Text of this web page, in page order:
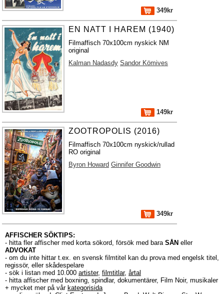
349kr
EN NATT I HAREM (1940)
Filmaffisch 70x100cm nyskick NM
original
Kalman Nadasdy Sandor Kömives
149kr
ZOOTROPOLIS (2016)
Filmaffisch 70x100cm nyskick/rullad
RO original
Byron Howard Ginnifer Goodwin
349kr
AFFISCHER SÖKTIPS:
- hitta fler affischer med korta sökord, försök med bara SÅN eller
ADVOKAT
- om du inte hittar t.ex. en svensk filmtitel kan du prova med engelsk titel,
regissör, eller skådespelare
- sök i listan med 10.000 artister, filmtitlar, årtal
- hitta affischer med boxning, spindlar, dokumentärer, Film Noir, musikaler
+ mycket mer på vår kategorisida